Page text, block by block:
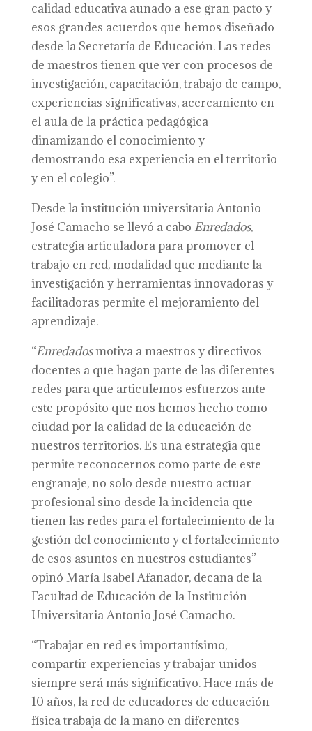
calidad educativa aunado a ese gran pacto y
esos grandes acuerdos que hemos diseñado
desde la Secretaría de Educación. Las redes
de maestros tienen que ver con procesos de
investigación, capacitación, trabajo de campo,
experiencias significativas, acercamiento en
el aula de la práctica pedagógica
dinamizando el conocimiento y
demostrando esa experiencia en el territorio
y en el colegio”.
Desde la institución universitaria Antonio
José Camacho se llevó a cabo Enredados,
estrategia articuladora para promover el
trabajo en red, modalidad que mediante la
investigación y herramientas innovadoras y
facilitadoras permite el mejoramiento del
aprendizaje.
“Enredadosmotiva a maestros y directivos
docentes a que hagan parte de las diferentes
redes para que articulemos esfuerzos ante
este propósito que nos hemos hecho como
ciudad por la calidad de la educación de
nuestros territorios. Es una estrategia que
permite reconocernos como parte de este
engranaje, no solo desde nuestro actuar
profesional sino desde la incidencia que
tienen las redes para el fortalecimiento de la
gestión del conocimiento y el fortalecimiento
de esos asuntos en nuestros estudiantes”
opinó María Isabel Afanador, decana de la
Facultad de Educación de la Institución
Universitaria Antonio José Camacho.
“Trabajar en red es importantísimo,
compartir experiencias y trabajar unidos
siempre será más significativo. Hace más de
10 años, la red de educadores de educación
física trabaja de la mano en diferentes